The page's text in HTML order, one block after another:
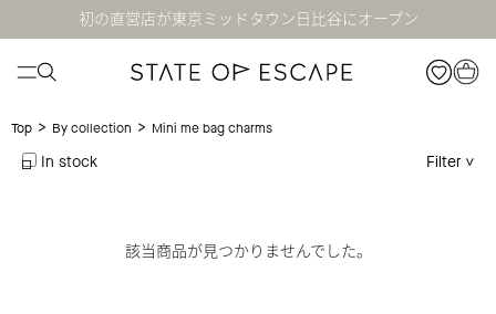
初の直営店が東京ミッドタウン日比谷にオープン
Top > By collection > Mini me bag charms
In stock Filter
該当商品が見つかりませんでした。